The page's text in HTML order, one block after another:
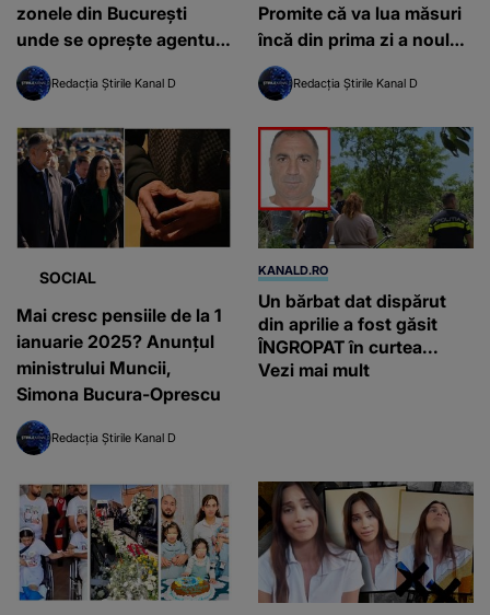
zonele din București
unde se oprește agentul
termic
Redacția Știrile Kanal D
Promite că va lua măsuri
încă din prima zi a noului
mandat: „Voi acționa
foarte rapid”
Redacția Știrile Kanal D
SOCIAL
Mai cresc pensiile de la 1
ianuarie 2025? Anunțul
ministrului Muncii,
Simona Bucura-Oprescu
Redacția Știrile Kanal D
KANALD.RO
Un bărbat dat dispărut
din aprilie a fost găsit
ÎNGROPAT în curtea...
Vezi mai mult